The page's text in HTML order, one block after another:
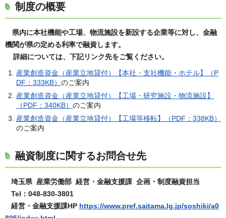
制度の概要
県内に本社機能や工場、物流施設を新設する企業等に対し、金融
機関が県の定める利率で融資します。
詳細については、下記リンク先をご覧ください。
産業創造資金（産業立地貸付）【本社・支社機能・ホテル】（P
DF：333KB） のご案内
産業創造資金（産業立地貸付）【工場・研究施設・物流施設】
（PDF：340KB） のご案内
産業創造資金（産業立地貸付）【工場等移転】（PDF：338KB）
のご案内
融資制度に関するお問合せ先
埼玉県 産業労働部 経営・金融支援課 企画・制度融資担当
Tel：048-830-3801
経営・金融支援課HP https://www.pref.saitama.lg.jp/soshiki/a0